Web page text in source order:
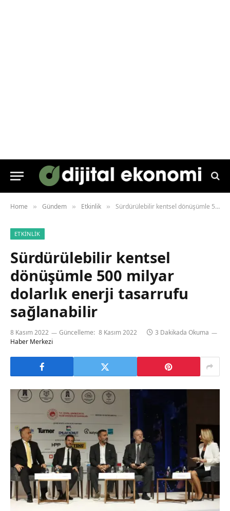
Home » Gündem » Etkinlik » Sürdürülebilir kentsel dönüşümle 500 milyar dolarlık enerji tasarrufu sağlanabilir
ETKINLIK
Sürdürülebilir kentsel
dönüşümle 500 milyar
dolarlık enerji tasarrufu
sağlanabilir
8 Kasım 2022 Güncelleme: 8 Kasım 2022
3 Dakikada Okuma
Haber Merkezi